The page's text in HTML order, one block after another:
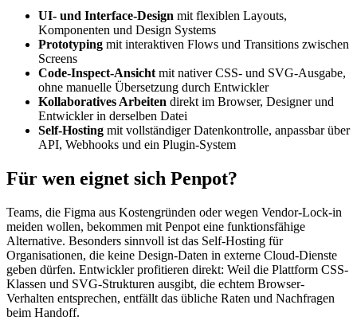
UI- und Interface-Design mit flexiblen Layouts,
Komponenten und Design Systems
Prototyping mit interaktiven Flows und Transitions zwischen
Screens
Code-Inspect-Ansicht mit nativer CSS- und SVG-Ausgabe,
ohne manuelle Übersetzung durch Entwickler
Kollaboratives Arbeiten direkt im Browser, Designer und
Entwickler in derselben Datei
Self-Hosting mit vollständiger Datenkontrolle, anpassbar über
API, Webhooks und ein Plugin-System
Für wen eignet sich Penpot?
Teams, die Figma aus Kostengründen oder wegen Vendor-Lock-in
meiden wollen, bekommen mit Penpot eine funktionsfähige
Alternative. Besonders sinnvoll ist das Self-Hosting für
Organisationen, die keine Design-Daten in externe Cloud-Dienste
geben dürfen. Entwickler profitieren direkt: Weil die Plattform CSS-
Klassen und SVG-Strukturen ausgibt, die echtem Browser-
Verhalten entsprechen, entfällt das übliche Raten und Nachfragen
beim Handoff.